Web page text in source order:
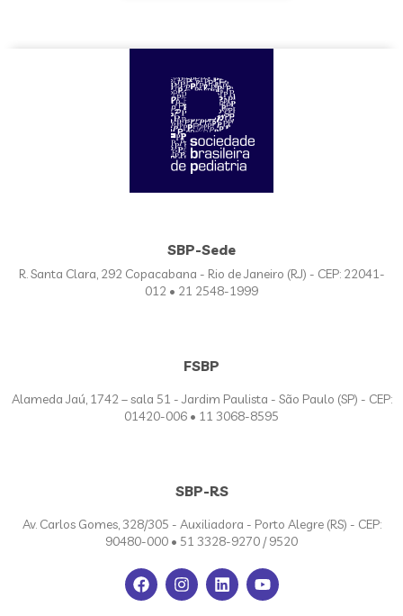
SBP-Sede
R. Santa Clara, 292 Copacabana - Rio de Janeiro (RJ) - CEP: 22041-
012 • 21 2548-1999
FSBP
Alameda Jaú, 1742 – sala 51 - Jardim Paulista - São Paulo (SP) - CEP:
01420-006 • 11 3068-8595
SBP-RS
Av. Carlos Gomes, 328/305 - Auxiliadora - Porto Alegre (RS) - CEP:
90480-000 • 51 3328-9270 / 9520